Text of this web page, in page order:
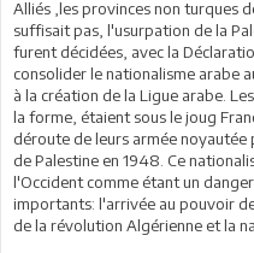
Alliés ,les provinces non turques
suffisait pas, l'usurpation de la
furent décidées, avec la
consolider le nationalisme arabe
à la création de la Ligue arabe.
la forme, étaient sous le joug
déroute de leurs armée
de Palestine en 1948. Ce
l'Occident comme étant un
importants: l'arrivée au pouvoir
de la révolution Algérienne et la